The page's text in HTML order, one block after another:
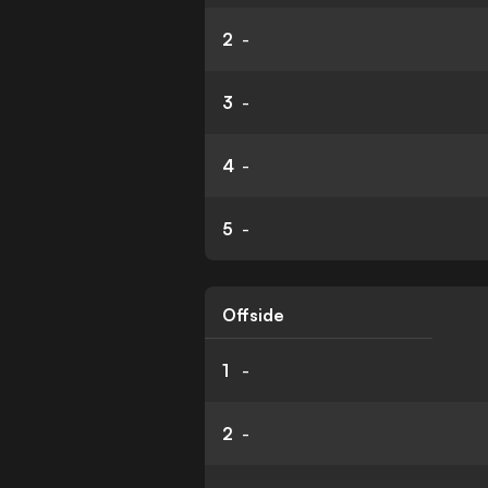
2 -
3 -
4 -
5 -
Offside
1 -
2 -